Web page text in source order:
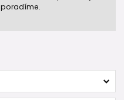
poradíme.